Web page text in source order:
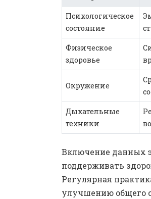
Психологическое
состояние
Физическое
здоровье
Окружение
Дыхательные
техники
Включение данных
поддерживать
Регулярная
улучшению общего